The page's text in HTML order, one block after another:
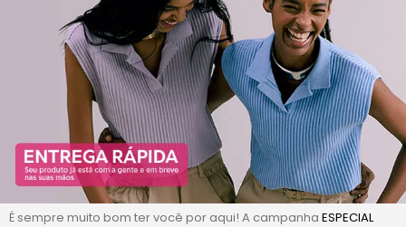
É sempre muito bom ter você por aqui! A campanha ESPECIAL